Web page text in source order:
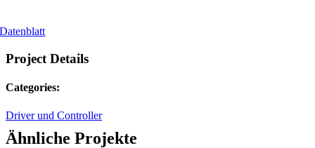
Datenblatt
Project Details
Categories:
Driver und Controller
Ähnliche Projekte